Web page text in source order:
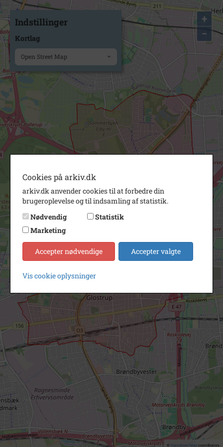
+
−
© OpenStreetMapcontributors.
Indstillinger
Kortlag
Open Street Map
Cookies på arkiv.dk
arkiv.dk anvender cookies til at forbedre din
brugeroplevelse og til indsamling af statistik.
Nødvendig
Statistik
Marketing
Accepter nødvendige Accepter valgte
Vis cookie oplysninger